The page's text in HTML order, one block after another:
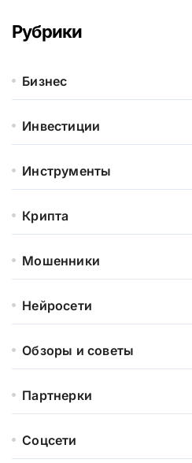
Рубрики
Бизнес
Инвестиции
Инструменты
Крипта
Мошенники
Нейросети
Обзоры и советы
Партнерки
Соцсети